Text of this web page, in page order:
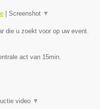
Screenshot ▼
die u zoekt voor op uw event.
act van 15min.
video ▼